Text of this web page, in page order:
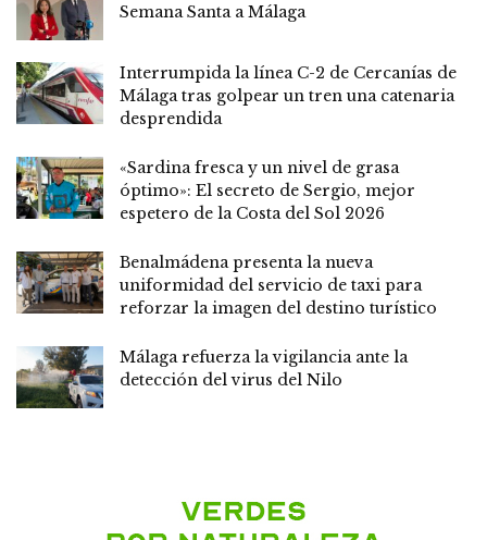
Semana Santa a Málaga
Interrumpida la línea C-2 de Cercanías de
Málaga tras golpear un tren una catenaria
desprendida
«Sardina fresca y un nivel de grasa
óptimo»: El secreto de Sergio, mejor
espetero de la Costa del Sol 2026
Benalmádena presenta la nueva
uniformidad del servicio de taxi para
reforzar la imagen del destino turístico
Málaga refuerza la vigilancia ante la
detección del virus del Nilo